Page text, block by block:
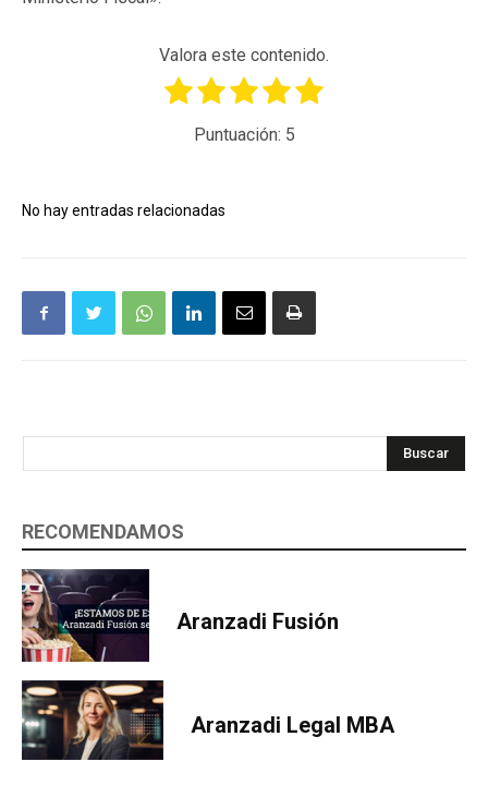
Valora este contenido.
Puntuación: 5
No hay entradas relacionadas
Buscar
RECOMENDAMOS
Aranzadi Fusión
Aranzadi Legal MBA